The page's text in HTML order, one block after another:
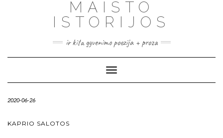
MAISTO
ISTORIJOS
ir kita gyvenimo poezija + proza
Toggle
Navigation
2020-06-26
KAPRIO SALOTOS